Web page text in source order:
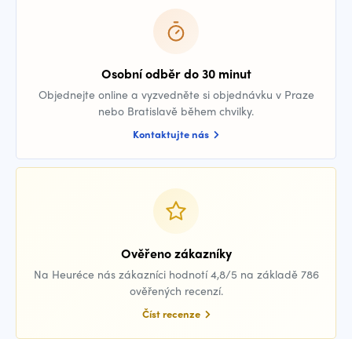
Osobní odběr do 30 minut
Objednejte online a vyzvedněte si objednávku v Praze
nebo Bratislavě během chvilky.
Kontaktujte nás
Ověřeno zákazníky
Na Heuréce nás zákazníci hodnotí 4,8/5 na základě 786
ověřených recenzí.
Číst recenze